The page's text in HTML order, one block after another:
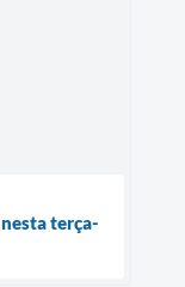
terça-